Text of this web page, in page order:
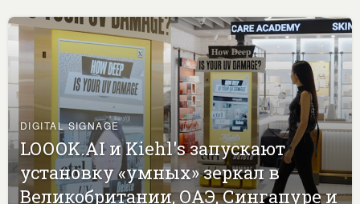
DIGITAL SIGNAGE
LOOOK.AI и Kiehl's запускают
установку «умных» зеркал в
Великобритании, ОАЭ, Сингапуре и